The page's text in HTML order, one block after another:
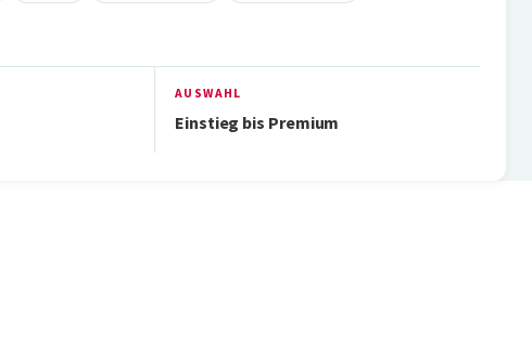
AUSWAHL
Einstieg bis Premium